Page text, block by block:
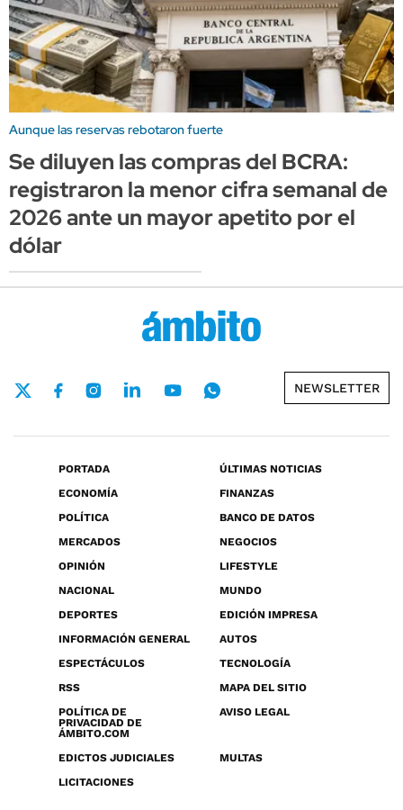
Aunque las reservas rebotaron fuerte
Se diluyen las compras del BCRA:
registraron la menor cifra semanal de
2026 ante un mayor apetito por el
dólar
NEWSLETTER
PORTADA
ÚLTIMAS NOTICIAS
ECONOMÍA
FINANZAS
POLÍTICA
BANCO DE DATOS
MERCADOS
NEGOCIOS
OPINIÓN
LIFESTYLE
NACIONAL
MUNDO
DEPORTES
EDICIÓN IMPRESA
INFORMACIÓN GENERAL
AUTOS
ESPECTÁCULOS
TECNOLOGÍA
RSS
MAPA DEL SITIO
POLÍTICA DE
PRIVACIDAD DE
ÁMBITO.COM
AVISO LEGAL
EDICTOS JUDICIALES
MULTAS
LICITACIONES